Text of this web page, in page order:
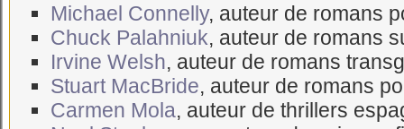
Michael Connelly, auteur de romans
Chuck Palahniuk, auteur de romans
Irvine Welsh, auteur de romans
Stuart MacBride, auteur de romans
Carmen Mola, auteur de thrillers